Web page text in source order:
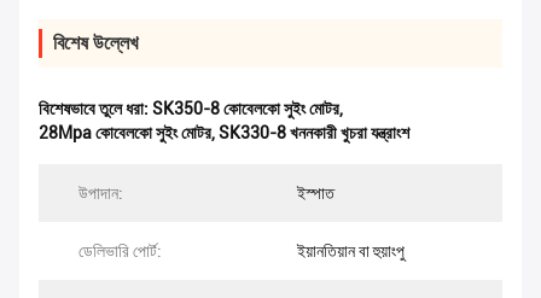
বিশেষ উল্লেখ
বিশেষভাবে তুলে ধরা: SK350-8 কোবেলকো সুইং মোটর,
28Mpa কোবেলকো সুইং মোটর,SK330-8 খননকারী খুচরা যন্ত্রাংশ
উপাদান: ইস্পাত
ডেলিভারি পোর্ট: ইয়ানতিয়ান বা হুয়াংপু